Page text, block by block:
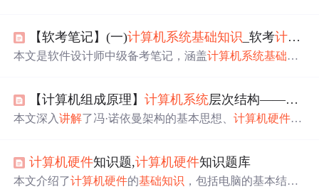
机器数与码制等核心概念。
【软考笔记】(一)计算机系统基础知识 _软考计算机硬件
本文是软件设计师中级备考笔记，涵盖计算机系统基础知
码等内容，以及CISC和RISC、流水线、存储器、Cache等
信息技术概念。
【计算机组成原理】计算机系统层次结构——计算
本文深入讲解了冯·诺依曼架构的基本思想、计算机硬件系
的区别。
计算机硬件知识题,计算机硬件知识题库
本文介绍了计算机硬件的基础知识 ，包括电脑的基本结